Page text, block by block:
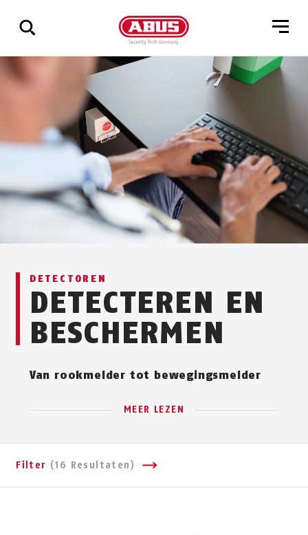
resultaten
weer
DETECTOREN
DETECTEREN EN
BESCHERMEN
Van rookmelder tot bewegingsmelder
MEER LEZEN
Filter (16 Resultaten)